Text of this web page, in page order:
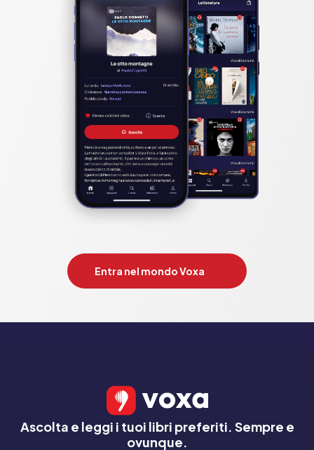
XIII. Le qualità percettive
XIV. Le qualità riflessive
XV. Le qualità religiose e morali
XVII. Menti e bocche
XVIII. Occhi, orecchie e nasi
Pubblicato da:  Stargatebook
Entra nel mondo Voxa
Ascolta e leggi i tuoi libri preferiti. Sempre e
ovunque.